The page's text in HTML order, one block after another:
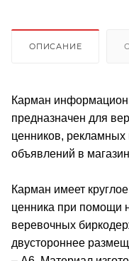
ОПИСАНИЕ
Карман
предназначен для
ценников,
объявлений в
Карман имеет
ценника при помощи
веревочных
двустороннее